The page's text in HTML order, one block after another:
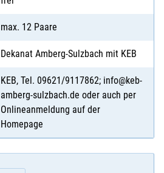
max. 12 Paare
Dekanat Amberg-Sulzbach mit KEB
KEB, Tel. 09621/9117862; info@keb-
amberg-sulzbach.de oder auch per
Onlineanmeldung auf der
Homepage